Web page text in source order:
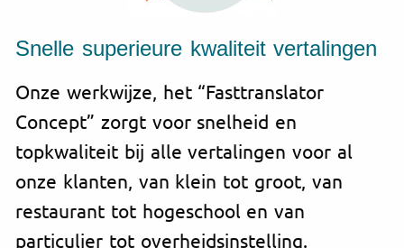
Snelle superieure kwaliteit vertalingen
Onze werkwijze, het “Fasttranslator
Concept” zorgt voor snelheid en
topkwaliteit bij alle vertalingen voor al
onze klanten, van klein tot groot, van
restaurant tot hogeschool en van
particulier tot overheidsinstelling.